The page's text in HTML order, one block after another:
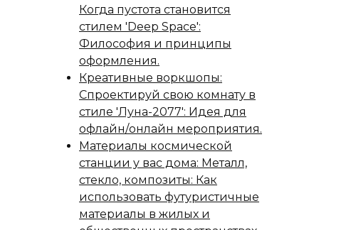
Когда пустота становится
стилем 'Deep Space':
Философия и принципы
оформления.
Креативные воркшопы:
Спроектируй свою комнату в
стиле 'Луна-2077': Идея для
офлайн/онлайн мероприятия.
Материалы космической
станции у вас дома: Металл,
стекло, композиты: Как
использовать футуристичные
материалы в жилых и